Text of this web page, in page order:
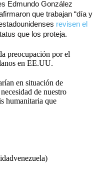
Edmundo González
que trabajan “día y
revisen el
que los proteja.
preocupación por el
en EE.UU.
en situación de
de nuestro
humanitaria que